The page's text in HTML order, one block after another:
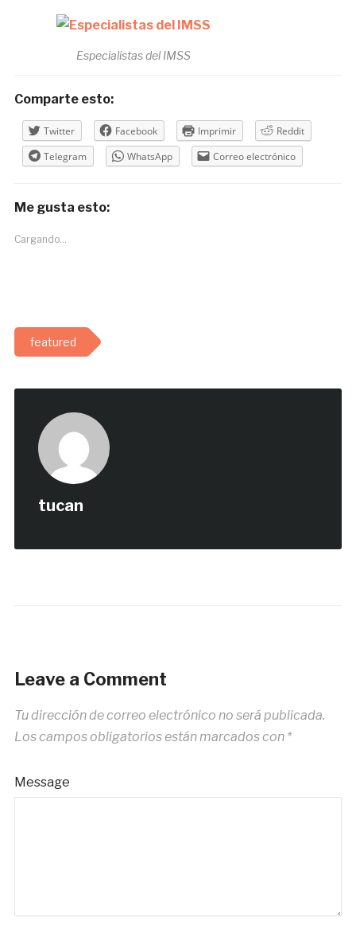
Especialistas del IMSS
Comparte esto:
Twitter Facebook Imprimir
Reddit
Telegram
WhatsApp Correo electrónico
Me gusta esto:
Cargando...
featured
tucan
Leave a Comment
Tu dirección de correo electrónico no será publicada.
Los campos obligatorios están marcados con *
Message